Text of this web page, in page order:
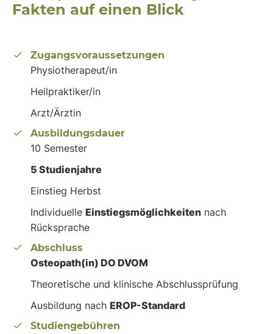
Fakten auf einen Blick
Zugangsvoraussetzungen
Physiotherapeut/in
Heilpraktiker/in
Arzt/Ärztin
Ausbildungsdauer
10 Semester
5 Studienjahre
Einstieg Herbst
Individuelle Einstiegsmöglichkeiten nach
Rücksprache
Abschluss
Osteopath(in) DO DVOM
Theoretische und klinische Abschlussprüfung
Ausbildung nach EROP-Standard
Studiengebühren